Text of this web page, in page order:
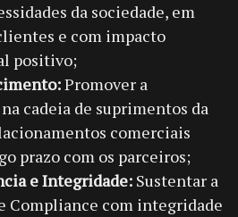
da sociedade, em
e com impacto
positivo;
Promover a
cadeia de suprimentos da
comerciais
prazo com os parceiros;
e Integridade: Sustentar a
Compliance com integridade